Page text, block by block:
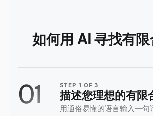
如何用 AI 寻找有
01 STEP 1 OF3
描述您理想的有限
用通俗易懂的语言输入一